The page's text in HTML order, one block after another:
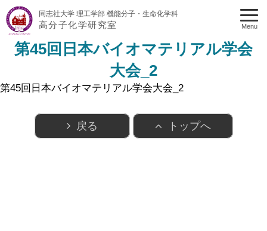
同志社大学 理工学部 機能分子・生命化学科
高分子化学研究室 Menu
第45回日本バイオマテリアル学会
大会_2
第45回日本バイオマテリアル学会大会_2
戻る トップへ